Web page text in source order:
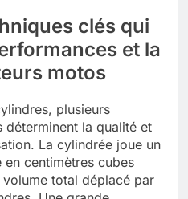
clés qui
et la
motos
plusieurs
déterminent la qualité et
La cylindrée joue un
centimètres cubes
total déplacé par